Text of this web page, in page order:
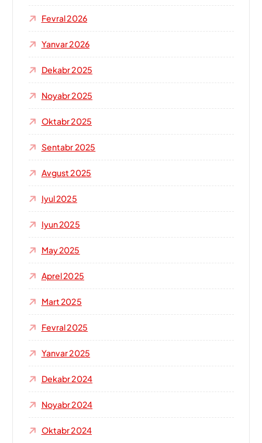
Fevral 2026
Yanvar 2026
Dekabr 2025
Noyabr 2025
Oktabr 2025
Sentabr 2025
Avgust 2025
Iyul 2025
Iyun 2025
May 2025
Aprel 2025
Mart 2025
Fevral 2025
Yanvar 2025
Dekabr 2024
Noyabr 2024
Oktabr 2024